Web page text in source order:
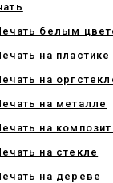
белым
на пластике
на
на металле
на
на стекле
на дереве